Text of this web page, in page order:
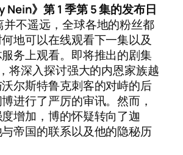
Nein》第 1 季第 5 集的发布日
并不遥远，全球各地的粉丝都
地可以在线观看下一集以及
务上观看。即将推出的剧集
将深入探讨强大的内恩家族越
尔斯特鲁克刺客的对峙的后
进行了严厉的审讯。然而，
增加，博的怀疑转向了迦
帝国的联系以及他的隐秘历